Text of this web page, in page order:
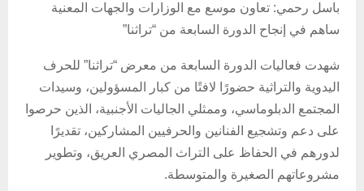
باسل رحمي: تعاون موسع مع الوزارات والجهات المعنية
ساهم في إنجاح الدورة السابعة من “تراثنا”
شهدت فعاليات الدورة السابعة من معرض “تراثنا” للحرف
اليدوية والتراثية حضورًا لافتًا من كبار المسؤولين، وسيدات
المجتمع الدبلوماسي، وممثلي الجاليات الأجنبية، الذين حرصوا
على دعم وتشجيع الفنانين والحرفيين المشاركين، تقديرًا
لدورهم في الحفاظ على التراث المصري العريق، وتطوير
مشروعاتهم الصغيرة والمتوسطة.